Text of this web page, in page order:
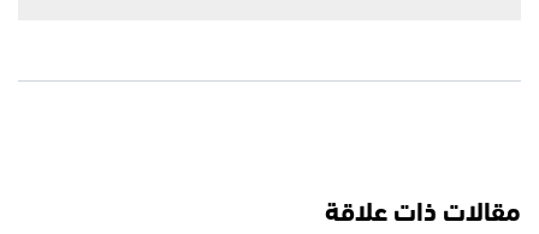
مقالات ذات علاقة